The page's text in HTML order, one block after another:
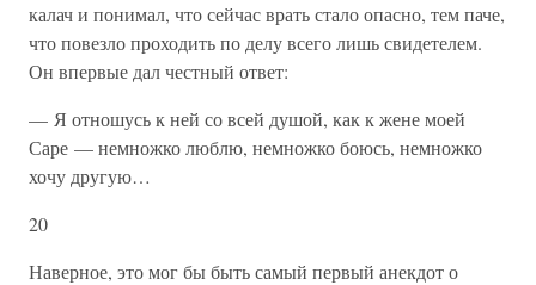
калач и понимал, что сейчас врать стало опасно, тем паче,
что повезло проходить по делу всего лишь свидетелем.
Он впервые дал честный ответ:
— Я отношусь к ней со всей душой, как к жене моей
Саре — немножко люблю, немножко боюсь, немножко
хочу другую…
20
Наверное, это мог бы быть самый первый анекдот о